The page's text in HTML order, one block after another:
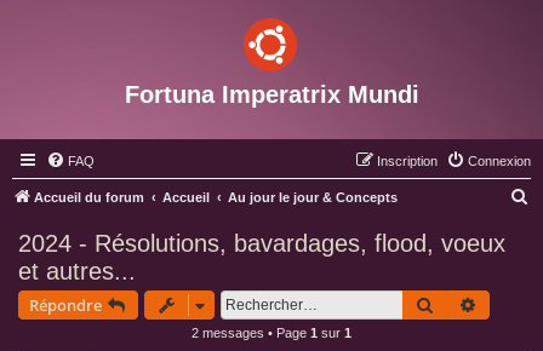
Fortuna Imperatrix Mundi
FAQ Connexion
Inscription
Accueil du forum Accueil Au jour le jour & Concepts
2024 - Résolutions, bavardages, flood, voeux
et autres...
Répondre Rechercher
2 messages • Page 1 sur 1